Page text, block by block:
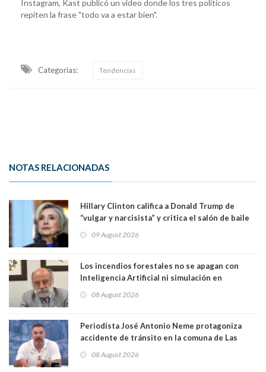
Instagram, Kast publicó un video donde los tres políticos
repiten la frase "todo va a estar bien".
Categorias: Tendencias
NOTAS RELACIONADAS
Hillary Clinton califica a Donald Trump de
“vulgar y narcisista” y critica el salón de baile
casa. Y la está destruyendo”
09 August 2026
Los incendios forestales no se apagan con
Inteligencia Artificial ni simulación en
Magister en Asentamientos Humanos PUC
08 August 2026
Periodista José Antonio Neme protagoniza
accidente de tránsito en la comuna de Las
08 August 2026